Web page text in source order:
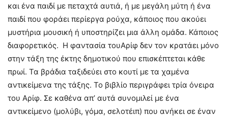
και ένα παιδί με πεταχτά αυτιά, ή με μεγάλη μύτη ή ένα
παιδί που φοράει περίεργα ρούχα, κάποιος που ακούει
μυστήρια μουσική ή υποστηρίζει μια άλλη ομάδα. Κάποιος
διαφορετικός. Η φαντασία τουΑρίφ δεν τον κρατάει μόνο
στην τάξη της έκτης δημοτικού που επισκέπτεται κάθε
πρωί. Τα βράδια ταξιδεύει στο κουτί με τα χαμένα
αντικείμενα της τάξης. Το βιβλίο περιγράφει τρία όνειρα
του Αρίφ. Σε καθένα απ’ αυτά συνομιλεί με ένα
αντικείμενο (μολύβι, γόμα, σελοτέιπ) που ανήκει σε έναν